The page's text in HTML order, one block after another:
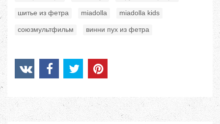
шитье из фетра miadolla miadolla kids
союзмультфильм винни пух из фетра